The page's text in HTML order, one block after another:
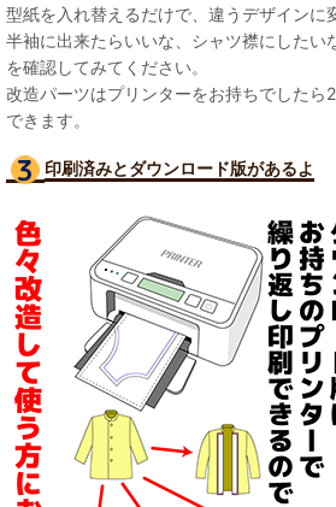
型紙を入れ替えるだけで、違うデザインに
半袖に出来たらいいな、シャツ襟にしたい
を確認してみてください。
改造パーツはプリンターをお持ちでしたら
できます。
印刷済みとダウンロード版があるよ